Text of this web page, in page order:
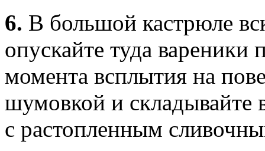
6. В большой кастрюле
опускайте туда
момента всплытия на
шумовкой и складывайте
с растопленным